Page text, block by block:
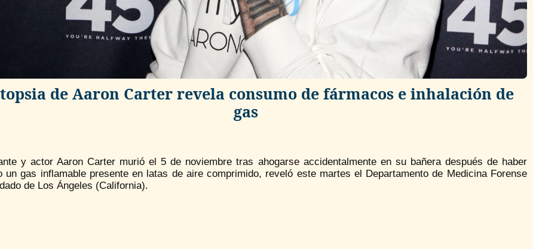
de Aaron Carter revela consumo de fármacos e inhalación de
gas
y actor Aaron Carter murió el 5 de noviembre tras ahogarse accidentalmente en su bañera después de haber
un gas inflamable presente en latas de aire comprimido, reveló este martes el Departamento de Medicina Forense
de Los Ángeles (California).